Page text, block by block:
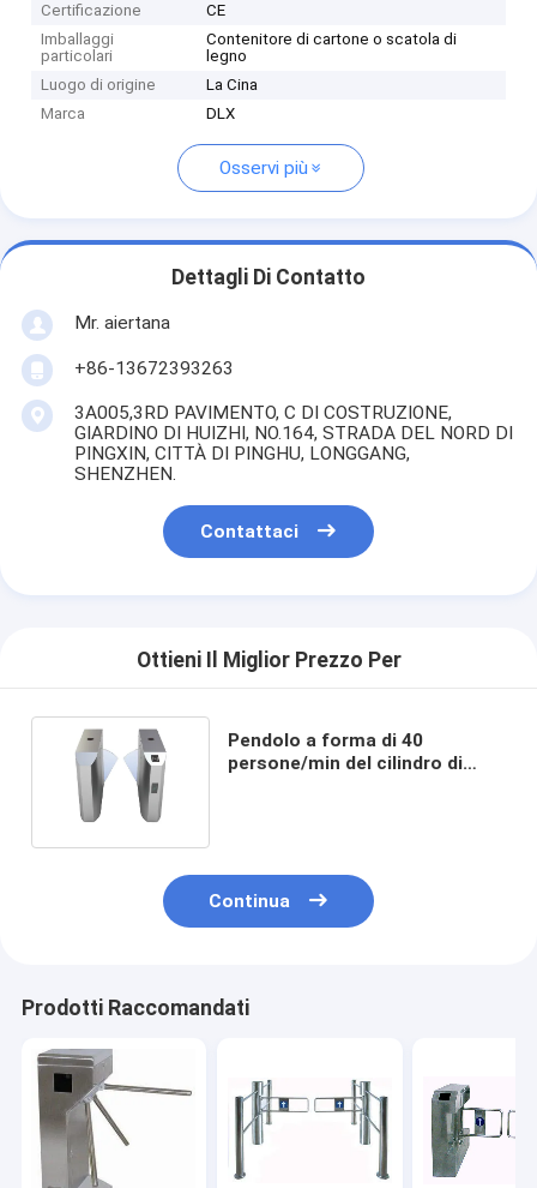
Certificazione
CE
Imballaggi
particolari
Contenitore di cartone o scatola di
legno
Luogo di origine
La Cina
Marca
DLX
Osservi più
Dettagli Di Contatto
Mr. aiertana
+86-13672393263
3A005,3RD PAVIMENTO, C DI COSTRUZIONE,
GIARDINO DI HUIZHI, NO.164, STRADA DEL NORD DI
PINGXIN, CITTÀ DI PINGHU, LONGGANG,
SHENZHEN.
Contattaci
Ottieni Il Miglior Prezzo Per
Pendolo a forma di 40
persone/min del cilindro di
Continua
Prodotti Raccomandati